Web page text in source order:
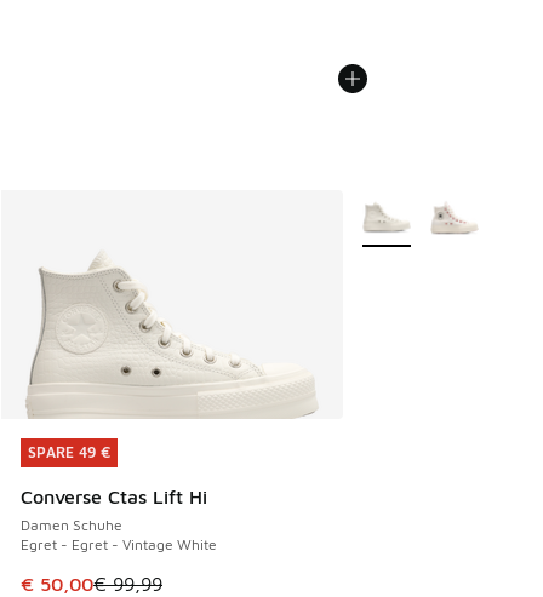
SPARE 49 €
Converse Ctas Lift Hi
Damen Schuhe
Egret - Egret - Vintage White
Dieser Artikel ist im Sale. Der Preis ist von € 99,99 auf €
€ 50,00€ 99,99
SPARE 49 €
Weitere Farben